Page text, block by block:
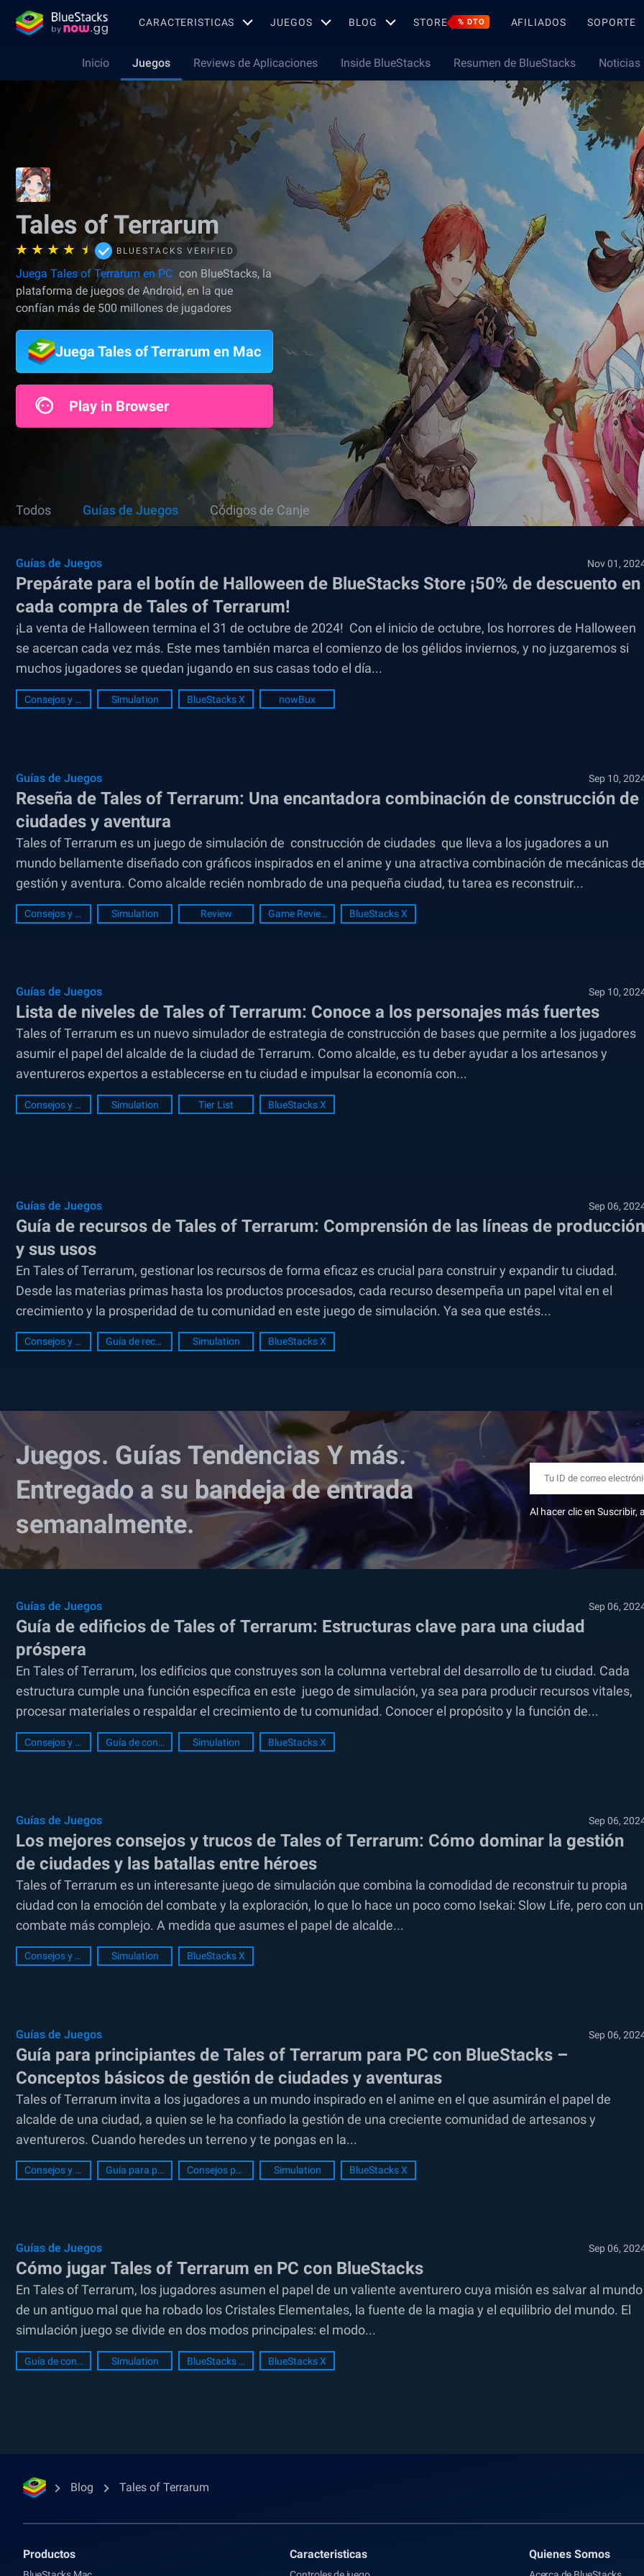
CARACTERISTICAS JUEGOS BLOG STORE % DTO AFILIADOS SOPORTE
Inicio Juegos Reviews de Aplicaciones Inside BlueStacks Resumen de BlueStacks Noticias
Tales of Terrarum
BLUESTACKS VERIFIED
Juega Tales of Terrarum en PC con BlueStacks, la
plataforma de juegos de Android, en la que
confían más de 500 millones de jugadores
Juega Tales of Terrarum en Mac
Play in Browser
Todos Guías de Juegos Códigos de Canje
Guías de Juegos Nov 01,
Prepárate para el botín de Halloween de BlueStacks Store ¡50% de descuento en
cada compra de Tales of Terrarum!
¡La venta de Halloween termina el 31 de octubre de 2024! Con el inicio de octubre, los horrores de Halloween
se acercan cada vez más. Este mes también marca el comienzo de los gélidos inviernos, y no juzgaremos si
muchos jugadores se quedan jugando en sus casas todo el día...
Consejos y Trucos Simulation BlueStacks X nowBux
Guías de Juegos Sep 10,
Reseña de Tales of Terrarum: Una encantadora combinación de construcción de
ciudades y aventura
Tales of Terrarum es un juego de simulación de construcción de ciudades que lleva a los jugadores a un
mundo bellamente diseñado con gráficos inspirados en el anime y una atractiva combinación de mecánicas
gestión y aventura. Como alcalde recién nombrado de una pequeña ciudad, tu tarea es reconstruir...
Consejos y Trucos Simulation Review Game Review BlueStacks X
Guías de Juegos Sep 10,
Lista de niveles de Tales of Terrarum: Conoce a los personajes más fuertes
Tales of Terrarum es un nuevo simulador de estrategia de construcción de bases que permite a los jugadores
asumir el papel del alcalde de la ciudad de Terrarum. Como alcalde, es tu deber ayudar a los artesanos y
aventureros expertos a establecerse en tu ciudad e impulsar la economía con...
Consejos y Trucos Simulation Tier List BlueStacks X
Guías de Juegos Sep 06,
Guía de recursos de Tales of Terrarum: Comprensión de las líneas de producción
y sus usos
En Tales of Terrarum, gestionar los recursos de forma eficaz es crucial para construir y expandir tu ciudad.
Desde las materias primas hasta los productos procesados, cada recurso desempeña un papel vital en el
crecimiento y la prosperidad de tu comunidad en este juego de simulación. Ya sea que estés...
Consejos y Trucos Guía de recursos Simulation BlueStacks X
Juegos. Guías Tendencias Y más.
Entregado a su bandeja de entrada
semanalmente.
Al hacer clic en Suscribir,
Guías de Juegos Sep 06,
Guía de edificios de Tales of Terrarum: Estructuras clave para una ciudad
próspera
En Tales of Terrarum, los edificios que construyes son la columna vertebral del desarrollo de tu ciudad. Cada
estructura cumple una función específica en este juego de simulación, ya sea para producir recursos vitales,
procesar materiales o respaldar el crecimiento de tu comunidad. Conocer el propósito y la función de...
Consejos y Trucos Guía de construcción Simulation BlueStacks X
Guías de Juegos Sep 06,
Los mejores consejos y trucos de Tales of Terrarum: Cómo dominar la gestión
de ciudades y las batallas entre héroes
Tales of Terrarum es un interesante juego de simulación que combina la comodidad de reconstruir tu propia
ciudad con la emoción del combate y la exploración, lo que lo hace un poco como Isekai: Slow Life, pero con un
combate más complejo. A medida que asumes el papel de alcalde...
Consejos y Trucos Simulation BlueStacks X
Guías de Juegos Sep 06,
Guía para principiantes de Tales of Terrarum para PC con BlueStacks –
Conceptos básicos de gestión de ciudades y aventuras
Tales of Terrarum invita a los jugadores a un mundo inspirado en el anime en el que asumirán el papel de
alcalde de una ciudad, a quien se le ha confiado la gestión de una creciente comunidad de artesanos y
aventureros. Cuando heredes un terreno y te pongas en la...
Consejos y Trucos Guía para principiantes Consejos para principiantes Simulation BlueStacks X
Guías de Juegos Sep 06,
Cómo jugar Tales of Terrarum en PC con BlueStacks
En Tales of Terrarum, los jugadores asumen el papel de un valiente aventurero cuya misión es salvar al mundo
de un antiguo mal que ha robado los Cristales Elementales, la fuente de la magia y el equilibrio del mundo. El
simulación juego se divide en dos modos principales: el modo...
Guía de configuración de PC Simulation BlueStacks Setup BlueStacks X
Blog Tales of Terrarum
Productos Caracteristicas Quienes Somos